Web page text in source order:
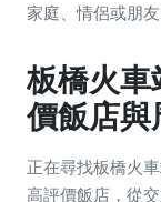
家庭、情侶或朋友
板橋火車
價飯店與
正在尋找板橋火
高評價飯店，從